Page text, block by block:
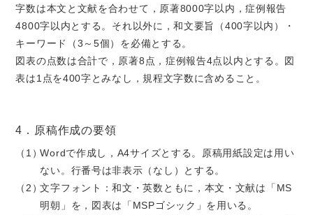
字数は本文と文献を合わせて，原著8000字以内，症例報告
4800字以内とする。それ以外に，和文要旨（400字以内）・
キーワード（3～5個）を必備とする。
図表の点数は合計で，原著8点，症例報告4点以内とする。図
表は1点を400字とみなし，規程文字数に含めること。
4．原稿作成の要領
Wordで作成し，A4サイズとする。原稿用紙設定は用い
ない。行番号は非表示（なし）とする。
文字フォント：和文・英数ともに，本文・文献は「MS
明朝」を，図表は「MSPゴシック」を用いる。